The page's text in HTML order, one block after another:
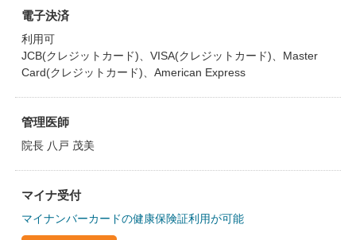
電子決済
利用可
JCB(クレジットカード)、VISA(クレジットカード)、Master
Card(クレジットカード)、American Express
管理医師
院長 八戸 茂美
マイナ受付
マイナンバーカードの健康保険証利用が可能